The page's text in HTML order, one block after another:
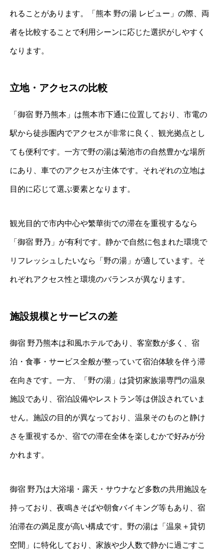
れることがあります。「熊本 野の湯 レビュー」の際、両
者を比較することで利用シーンに応じた選択がしやすく
なります。
立地・アクセスの比較
「御宿 野乃熊本」は熊本市下通に位置しており、市電の
駅から徒歩圏内でアクセスが非常に良く、観光拠点とし
ても便利です。一方で野の湯は菊池市の自然豊かな場所
にあり、車でのアクセスが主体です。それぞれの立地は
目的に応じて選ぶ要素となります。
観光目的で市内中心や繁華街での滞在を重視するなら
「御宿 野乃」が有利です。静かで自然に包まれた環境で
リフレッシュしたいなら「野の湯」が適しています。そ
れぞれアクセス性と環境のバランスが異なります。
施設規模とサービスの差
御宿 野乃熊本は和風ホテルであり、客室数が多く、宿
泊・食事・サービス全般が整っていて宿泊体験を伴う滞
在向きです。一方、「野の湯」は貸切家族湯専門の温泉
施設であり、宿泊設備やレストラン等は併設されていま
せん。施設の目的が異なっており、温泉そのものと静け
さを重視するか、宿での滞在全体を楽しむかで好みが分
かれます。
御宿 野乃は大浴場・露天・サウナなど多数の共用施設を
持っており、夜鳴きそばや朝食バイキング等もあり、宿
泊滞在の満足度が高い構成です。野の湯は「温泉＋貸切
空間」に特化しており、家族や少人数で静かに過ごすこ